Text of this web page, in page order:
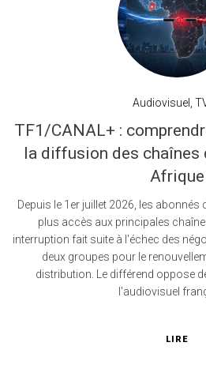
Audiovisuel
TF1/CANAL+ :
la diffusion des chaînes
Afrique
Depuis le 1er juillet 2026, les abonnés
plus accès aux principales
interruption fait suite à l'échec des
deux groupes pour le
distribution. Le différend oppose
l'audiovisuel
LIRE